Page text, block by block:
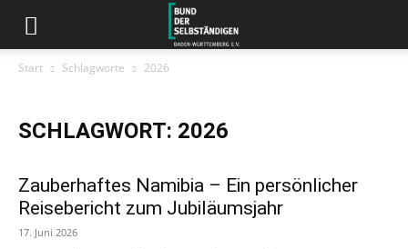
Start Schlagworte 2026
SCHLAGWORT: 2026
Zauberhaftes Namibia – Ein persönlicher
Reisebericht zum Jubiläumsjahr
17. Juni 2026